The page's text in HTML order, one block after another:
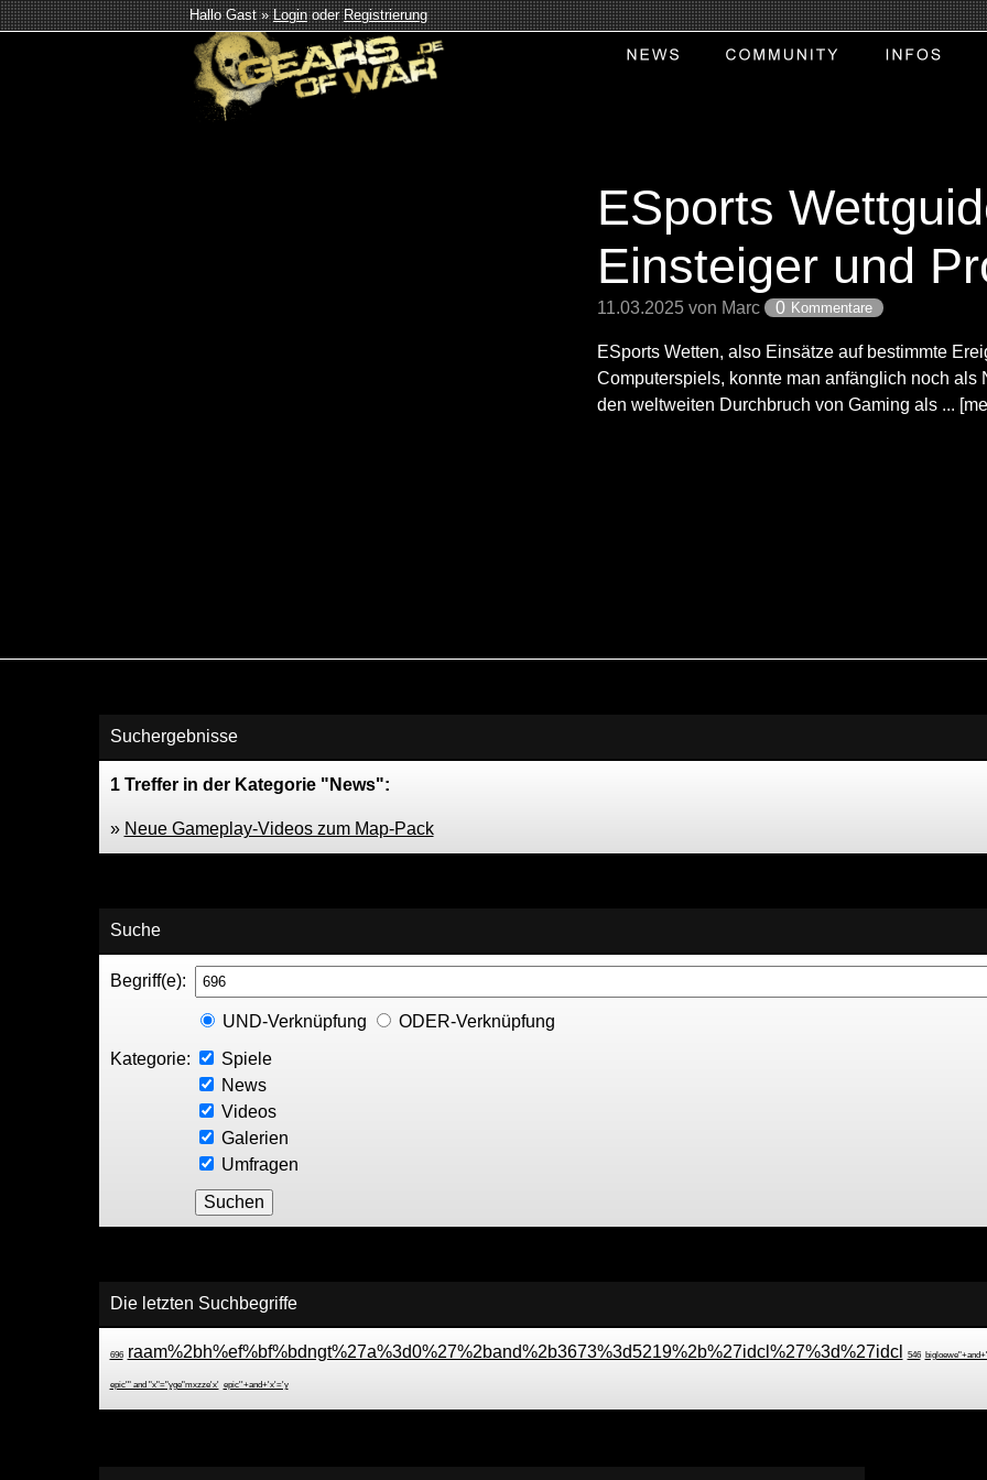
Hallo Gast »LoginoderRegistrierung
ESports
Einsteiger und
11.03.2025 von Marc 0 Kommentare
ESports Wetten, also Einsätze auf bestimmte
Computerspiels, konnte man anfänglich noch als
den weltweiten Durchbruch von Gaming als ...
Suchergebnisse
1 Treffer in der Kategorie "News":
» Neue Gameplay-Videos zum Map-Pack
Suche
Begriff(e):
UND-Verknüpfung
ODER-Verknüpfung
Kategorie:
Spiele
News
Videos
Galerien
Umfragen
Die letzten Suchbegriffe
696 raam%2bh%ef%bf%bdngt%27a%3d0%27%2band%2b3673%3d5219%2b%27idcl%27%3d%27idcl 546
epic'" and "x"="yge"mxzze'x' epic''+and+'x'='y